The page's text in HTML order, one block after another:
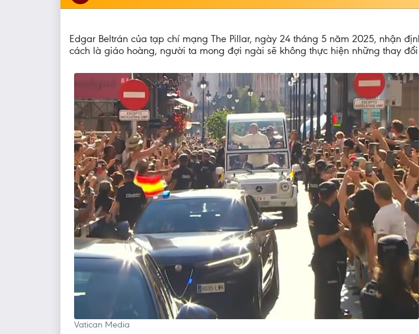
Edgar Beltrán của tạp chí mạng The Pillar, ngày 24 tháng 5 năm 2025, nhận
cách là giáo hoàng, người ta mong đợi ngài sẽ không thực hiện những thay
Vatican Media